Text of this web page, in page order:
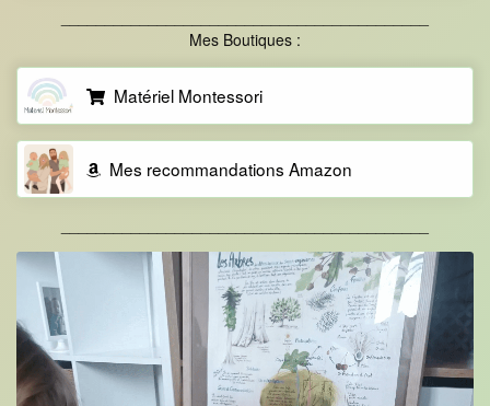
Mes Boutiques :
Matériel Montessori
Mes recommandations Amazon